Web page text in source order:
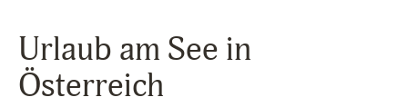
Urlaub am See in
Österreich